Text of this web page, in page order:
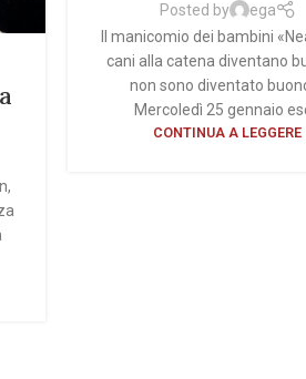
Posted by
ega
Il manicomio dei bambini
cani alla catena diventano
non sono diventato
Mercoledì 25 gennaio
CONTINUA A LEGGERE